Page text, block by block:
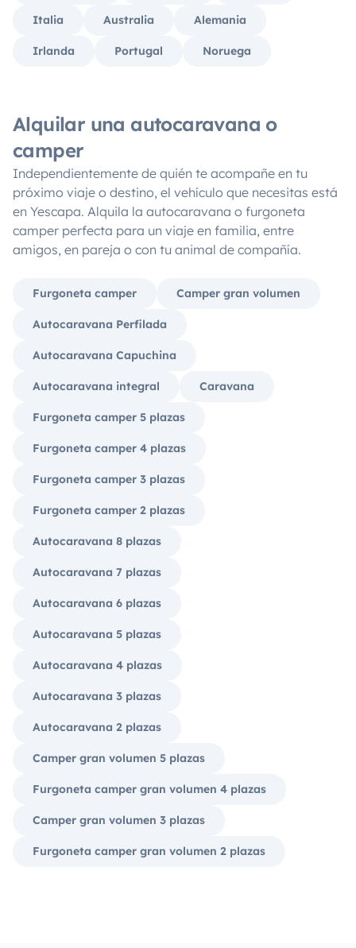
Italia Australia Alemania
Irlanda Portugal Noruega
Alquilar una autocaravana o
camper
Independientemente de quién te acompañe en tu
próximo viaje o destino, el vehículo que necesitas está
en Yescapa. Alquila la autocaravana o furgoneta
camper perfecta para un viaje en familia, entre
amigos, en pareja o con tu animal de compañía.
Furgoneta camper Camper gran volumen
Autocaravana Perfilada
Autocaravana Capuchina
Autocaravana integral Caravana
Furgoneta camper 5 plazas
Furgoneta camper 4 plazas
Furgoneta camper 3 plazas
Furgoneta camper 2 plazas
Autocaravana 8 plazas
Autocaravana 7 plazas
Autocaravana 6 plazas
Autocaravana 5 plazas
Autocaravana 4 plazas
Autocaravana 3 plazas
Autocaravana 2 plazas
Camper gran volumen 5 plazas
Furgoneta camper gran volumen 4 plazas
Camper gran volumen 3 plazas
Furgoneta camper gran volumen 2 plazas